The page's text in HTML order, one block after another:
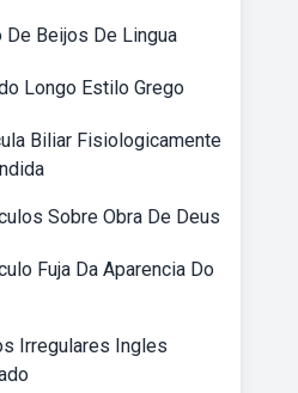
De Beijos De Lingua
Longo Estilo Grego
Biliar Fisiologicamente
Sobre Obra De Deus
Fuja Da Aparencia Do
Irregulares Ingles